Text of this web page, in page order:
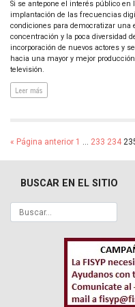
Si se antepone el interés público en
implantación de las frecuencias
condiciones para democratizar
concentración y la poca diversidad
incorporación de nuevos actores y
hacia una mayor y mejor
televisión.
Leer más
« Página anterior 1 … 233 234
BUSCAR EN EL SITIO